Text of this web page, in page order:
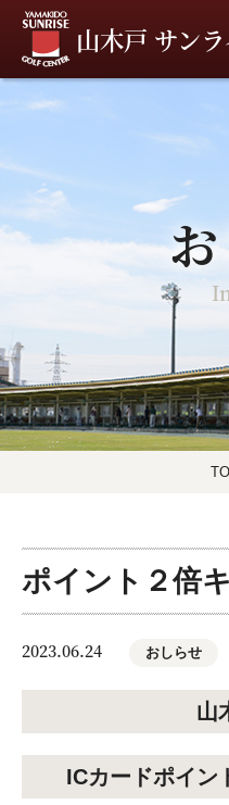
山木戸 サン
ポイント２倍
2023.06.24 おしらせ
山
ICカードポイン